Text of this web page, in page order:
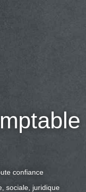
confiance
sociale, juridique